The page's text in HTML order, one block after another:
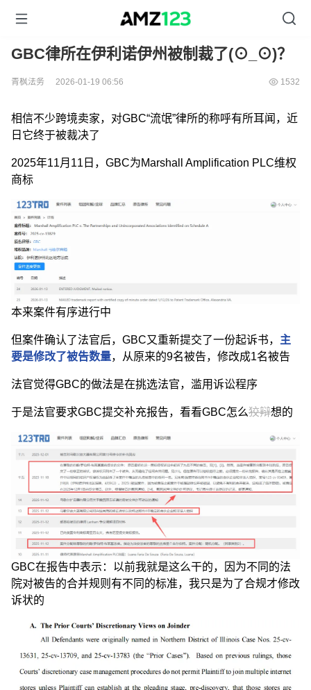
GBC律所在伊利诺伊州被制裁了(⊙_⊙)？
青枫法务 2026-01-19 06:56 1532
相信不少跨境卖家，对GBC“流氓”律所的称呼有所耳闻，近
日它终于被裁决了
2025年11月11日，GBC为Marshall Amplification PLC维权
商标
本来案件有序进行中
但案件确认了法官后，GBC又重新提交了一份起诉书， 主
要是修改了被告数量，从原来的9名被告，修改成1名被告
法官觉得GBC的做法是在挑选法官，滥用诉讼程序
于是法官要求GBC提交补充报告，看看GBC怎么狡辩想的
GBC在报告中表示：以前我就是这么干的，因为不同的法
院对被告的合并规则有不同的标准，我只是为了合规才修改
诉状的